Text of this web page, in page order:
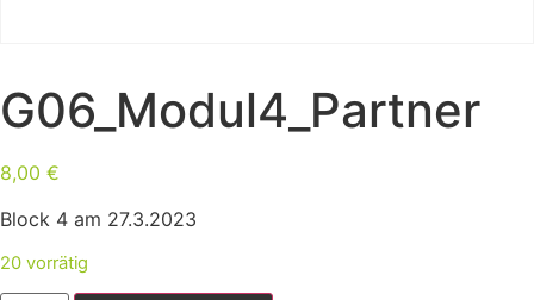
G06_Modul4_Partner
8,00 €
Block 4 am 27.3.2023
20 vorrätig